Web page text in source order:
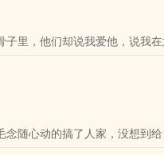
里，他们却说我爱他，说我在
随心动的搞了人家，没想到